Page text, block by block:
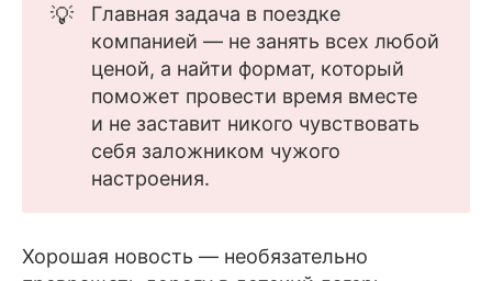
💡
Главная задача в поездке
компанией — не занять всех любой
ценой, а найти формат, который
поможет провести время вместе
и не заставит никого чувствовать
себя заложником чужого
настроения.
Хорошая новость — необязательно